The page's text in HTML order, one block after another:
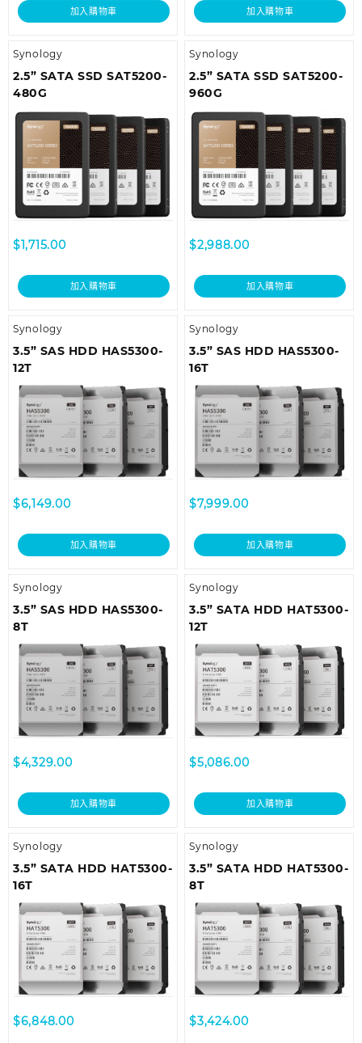
加入購物車 加入購物車
Synology
2.5” SATA SSD SAT5200-
480G
$1,715.00
加入購物車
Synology
2.5” SATA SSD SAT5200-
960G
$2,988.00
加入購物車
Synology
3.5” SAS HDD HAS5300-
12T
$6,149.00
加入購物車
Synology
3.5” SAS HDD HAS5300-
16T
$7,999.00
加入購物車
Synology
3.5” SAS HDD HAS5300-
8T
$4,329.00
加入購物車
Synology
3.5” SATA HDD HAT5300-
12T
$5,086.00
加入購物車
Synology
3.5” SATA HDD HAT5300-
16T
$6,848.00
Synology
3.5” SATA HDD HAT5300-
8T
$3,424.00